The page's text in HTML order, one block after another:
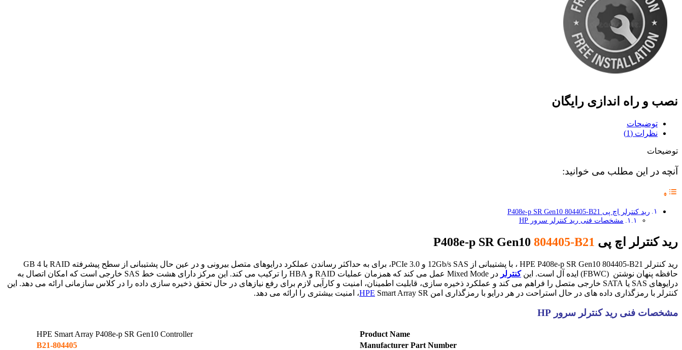
نصب و راه اندازی رایگان
توضیحات
نظرات (1)
توضیحات
آنچه در این مطلب می خوانید:
رید کنترلر اچ پی P408e-p SR Gen10 804405-B21
مشخصات فنی رید کنترلر سرور HP
رید کنترلر اچ پی P408e-p SR Gen10 804405-B21
رید کنترلر HPE P408e-p SR Gen10 804405-B21 ، با پشتیبانی از 12Gb/s SAS و PCIe 3.0، برای به حداکثر رساندن عملکرد درایوهای متصل بیرونی و در عین حال پشتیبانی از سطح پیشرفته RAID با 4 GB
حافظه پنهان نوشتن (FBWC) ایده آل است. این
کنترلر
در Mixed Mode عمل می کند که همزمان عملیات RAID و HBA را ترکیب می کند. این مرکز دارای هشت خط SAS خارجی است که امکان اتصال به
درایوهای SAS یا SATA خارجی متصل را فراهم می کند و عملکرد ذخیره سازی، قابلیت اطمینان، امنیت و کارآیی لازم برای رفع نیازهای در حال تحقق ذخیره سازی داده را در کلاس سازمانی ارائه می دهد. این
کنترلر با رمزگذاری داده های در حال استراحت در هر درایو با رمزگذاری امن
HPE Smart Array SR، امنیت بیشتری را ارائه می دهد.
مشخصات فنی رید کنترلر سرور HP
Product Name
HPE Smart Array P408e-p SR Gen10 Controller
Manufacturer Part Number
804405-B21